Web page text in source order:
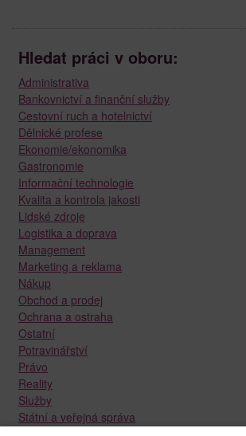
Hledat práci v oboru:
Administrativa
Bankovnictví a finanční služby
Cestovní ruch a hotelnictví
Dělnické profese
Ekonomie/ekonomika
Gastronomie
Informační technologie
Kvalita a kontrola jakosti
Lidské zdroje
Logistika a doprava
Management
Marketing a reklama
Nákup
Obchod a prodej
Ochrana a ostraha
Ostatní
Potravinářství
Právo
Reality
Služby
Státní a veřejná správa